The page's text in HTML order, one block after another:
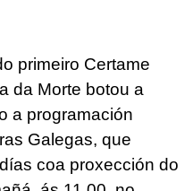
primeiro Certame
da Morte botou a
a programación
Galegas, que
coa proxección do